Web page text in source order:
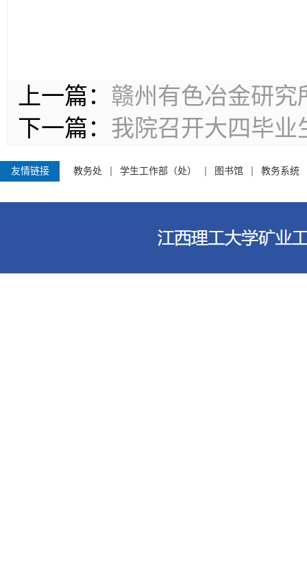
上一篇： 赣州有色冶金研究
下一篇： 我院召开大四毕业
友情链接 教务处 学生工作部（处） 图书馆 教务系统